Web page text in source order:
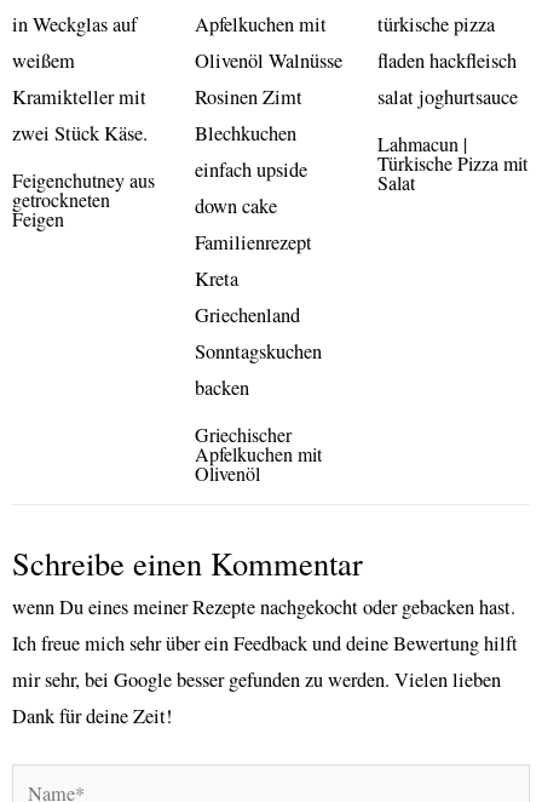
Feigenchutney aus
getrockneten
Feigen
Griechischer
Apfelkuchen mit
Olivenöl
Lahmacun |
Türkische Pizza mit
Salat
Schreibe einen Kommentar
wenn Du eines meiner Rezepte nachgekocht oder gebacken hast.
Ich freue mich sehr über ein Feedback und deine Bewertung hilft
mir sehr, bei Google besser gefunden zu werden. Vielen lieben
Dank für deine Zeit!
Name*